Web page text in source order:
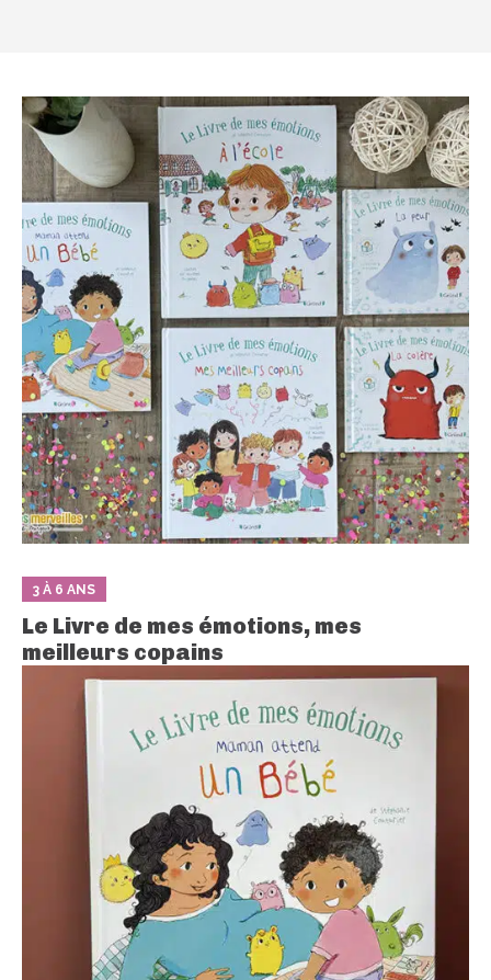
3 À 6 ANS
Le Livre de mes émotions, mes
meilleurs copains